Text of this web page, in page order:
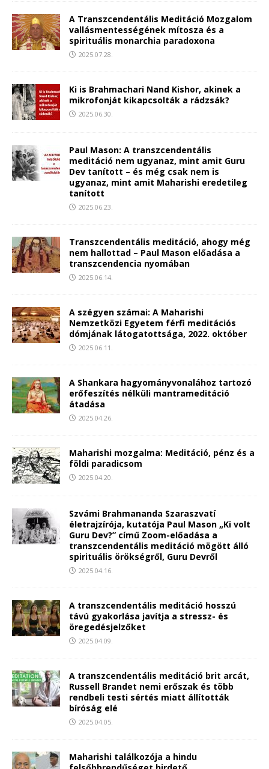
A Transzcendentális Meditáció Mozgalom
vallásmentességének mítosza és a
spirituális monarchia paradoxona
2025.07.28.
Ki is Brahmachari Nand Kishor, akinek a
mikrofonját kikapcsolták a rádzsák?
2025.06.30.
Paul Mason: A transzcendentális
meditáció nem ugyanaz, mint amit Guru
Dev tanított – és még csak nem is
ugyanaz, mint amit Maharishi eredetileg
tanított
2025.06.23.
Transzcendentális meditáció, ahogy még
nem hallottad – Paul Mason előadása a
transzcendencia nyomában
2025.06.14.
A szégyen számai: A Maharishi
Nemzetközi Egyetem férfi meditációs
dómjának látogatottsága, 2022. október
2025.06.11.
A Shankara hagyományvonalához tartozó
erőfeszítés nélküli mantrameditáció
átadása
2025.04.26.
Maharishi mozgalma: Meditáció, pénz és a
földi paradicsom
2025.04.20.
Szvámi Brahmananda Szaraszvatí
életrajzírója, kutatója Paul Mason „Ki volt
Guru Dev?” című Zoom-előadása a
transzcendentális meditáció mögött álló
spirituális örökségről, Guru Devről
2025.04.16.
A transzcendentális meditáció hosszú
távú gyakorlása javítja a stressz- és
öregedésjelzőket
2025.04.09.
A transzcendentális meditáció brit arcát,
Russell Brandet nemi erőszak és több
rendbeli testi sértés miatt állították
bíróság elé
2025.04.05.
Maharishi találkozója a hindu